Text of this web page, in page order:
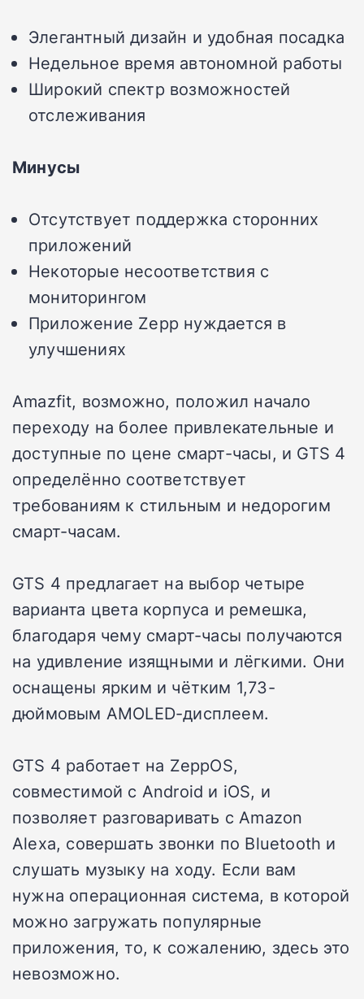
Элегантный дизайн и удобная посадка
Недельное время автономной работы
Широкий спектр возможностей
отслеживания
Минусы
Отсутствует поддержка сторонних
приложений
Некоторые несоответствия с
мониторингом
Приложение Zepp нуждается в
улучшениях
Amazfit, возможно, положил начало
переходу на более привлекательные и
доступные по цене смарт-часы, и GTS 4
определённо соответствует
требованиям к стильным и недорогим
смарт-часам.
GTS 4 предлагает на выбор четыре
варианта цвета корпуса и ремешка,
благодаря чему смарт-часы получаются
на удивление изящными и лёгкими. Они
оснащены ярким и чётким 1,73-
дюймовым AMOLED-дисплеем.
GTS 4 работает на ZeppOS,
совместимой с Android и iOS, и
позволяет разговаривать с Amazon
Alexa, совершать звонки по Bluetooth и
слушать музыку на ходу. Если вам
нужна операционная система, в которой
можно загружать популярные
приложения, то, к сожалению, здесь это
невозможно.